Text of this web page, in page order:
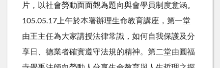
片，以社會勞動面面觀為題向與會學員制度意涵。
105.05.17上午於本署辦理生命教育講座，第一堂
由王主任為大家講授法律常識，如何自我保護及分
享日、德業者確實遵守法規的精神。第二堂由圓福